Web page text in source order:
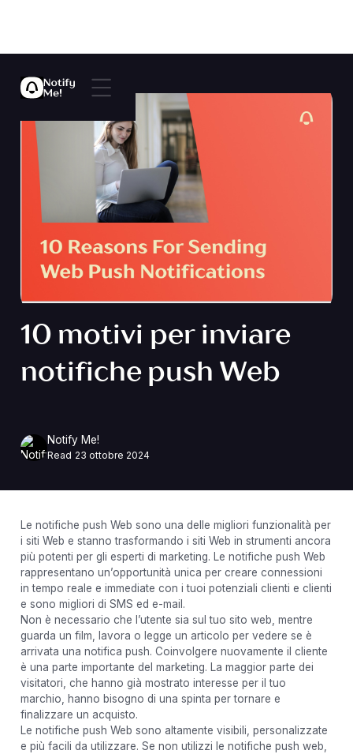
10 motivi per inviare
notifiche push Web
Notify Me!
Read 23 ottobre 2024
Le notifiche push Web sono una delle migliori funzionalità per
i siti Web e stanno trasformando i siti Web in strumenti ancora
più potenti per gli esperti di marketing. Le notifiche push Web
rappresentano un’opportunità unica per creare connessioni
in tempo reale e immediate con i tuoi potenziali clienti e clienti
e sono migliori di SMS ed e-mail.
Non è necessario che l’utente sia sul tuo sito web, mentre
guarda un film, lavora o legge un articolo per vedere se è
arrivata una notifica push. Coinvolgere nuovamente il cliente
è una parte importante del marketing. La maggior parte dei
visitatori, che hanno già mostrato interesse per il tuo
marchio, hanno bisogno di una spinta per tornare e
finalizzare un acquisto.
Le notifiche push Web sono altamente visibili, personalizzate
e più facili da utilizzare. Se non utilizzi le notifiche push web,